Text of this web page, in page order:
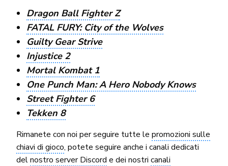
Dragon Ball Fighter Z
FATAL FURY: City of the Wolves
Guilty Gear Strive
Injustice 2
Mortal Kombat 1
One Punch Man: A Hero Nobody Knows
Street Fighter 6
Tekken 8
Rimanete con noi per seguire tutte lepromozioni sulle
chiavi di gioco, potete seguire anche i canali dedicati
delnostro server Discord e dei nostricanali